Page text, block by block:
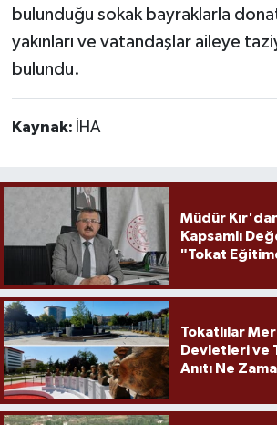
bulunduğu sokak bayraklarla
yakınları ve vatandaşlar aileye
bulundu.
Kaynak: İHA
Müdür
Kapsamlı
"Tokat
Tokatlılar
Devletleri ve
Anıtı Ne